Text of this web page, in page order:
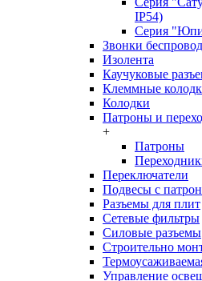
IP54)
Серия
Звонки
Изолента
Каучуковые
Клеммные
Колодки
Патроны и
+
Патроны
Переключатели
Подвесы с
Разъемы для плит
Сетевые фильтры
Силовые разъемы
Строительно
Управление